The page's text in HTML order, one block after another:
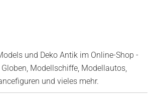
und Deko Antik im Online-Shop -
Globen, Modellschiffe, Modellautos,
und vieles mehr.